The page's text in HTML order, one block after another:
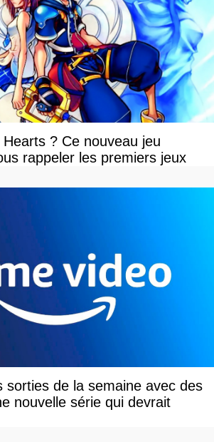
? Ce nouveau jeu
rappeler les premiers jeux
sorties de la semaine avec des
nouvelle série qui devrait